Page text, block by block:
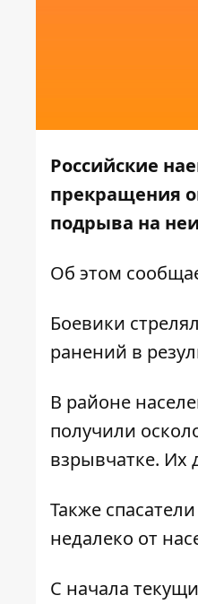
Российские
прекращения
подрыва на
Об этом
Боевики
ранений в
В районе
получили
взрывчатке. Их
Также
недалеко от
С начала